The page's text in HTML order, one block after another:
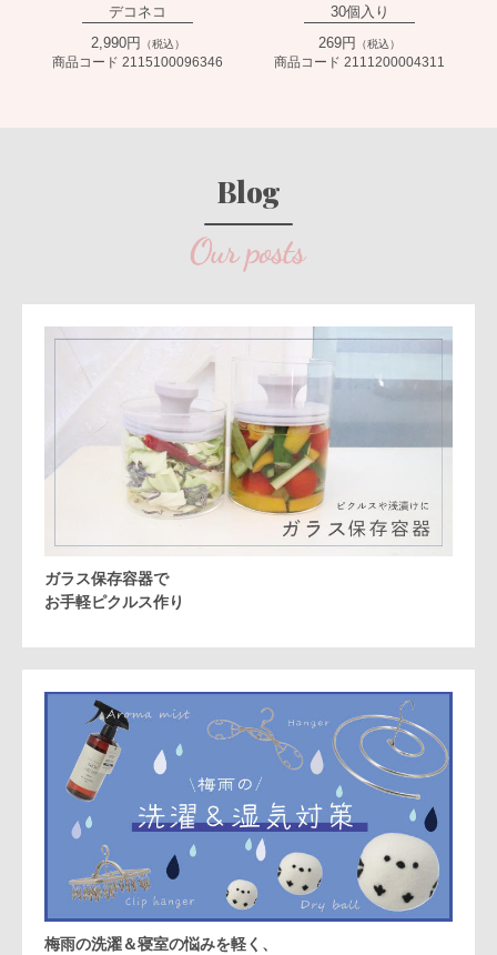
デコネコ
2,990円
（税込）
商品コード 2115100096346
30個入り
269円
（税込）
商品コード 2111200004311
Blog
ガラス保存容器で
お手軽ピクルス作り
梅雨の洗濯＆寝室の悩みを軽く、